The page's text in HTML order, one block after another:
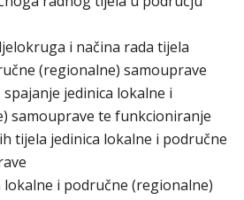
i načina rada tijela
(regionalne) samouprave
jedinica lokalne i
samouprave te funkcioniranje
tijela jedinica lokalne i područne
lokalne i područne (regionalne)